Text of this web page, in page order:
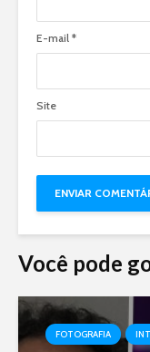
E-mail *
Site
Você pode
FOTOGRAFIA